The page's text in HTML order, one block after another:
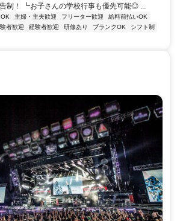
制！ ┗お子さんの学校行事も優先可能◎ ...
主婦・主夫歓迎 フリーター歓迎
給料前払いOK
者歓迎 経験者歓迎 研修あり ブランクOK
シフト制